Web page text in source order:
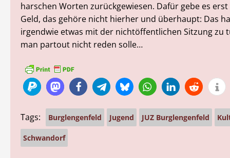
harschen Worten zurückgewiesen. Dafür gebe es
Geld, das gehöre nicht hierher und überhaupt: Das
irgendwie etwas mit der nichtöffentlichen Sitzung zu
man partout nicht reden solle…
Tags: Burglengenfeld Jugend JUZ Burglengenfeld
Schwandorf